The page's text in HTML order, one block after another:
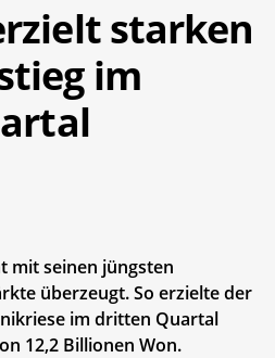
starken
im
mit seinen jüngsten
überzeugt. So erzielte der
im dritten Quartal
12,2 Billionen Won.